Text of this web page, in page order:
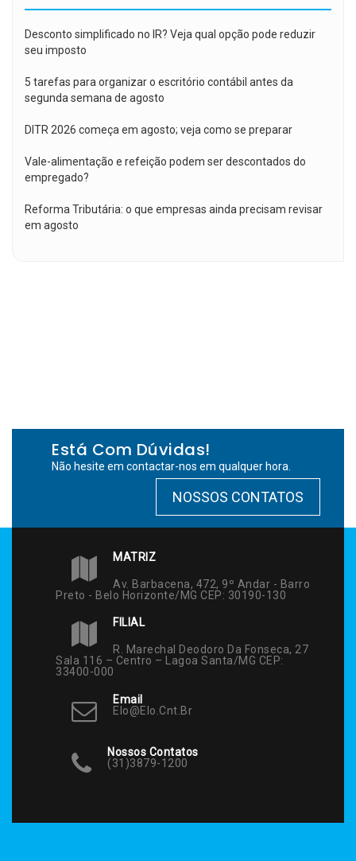
Desconto simplificado no IR? Veja qual opção pode reduzir
seu imposto
5 tarefas para organizar o escritório contábil antes da
segunda semana de agosto
DITR 2026 começa em agosto; veja como se preparar
Vale-alimentação e refeição podem ser descontados do
empregado?
Reforma Tributária: o que empresas ainda precisam revisar
em agosto
Está Com Dúvidas!
Não hesite em contactar-nos em qualquer hora.
NOSSOS CONTATOS
MATRIZ
Av. Barbacena, 472, 9º Andar - Barro
Preto - Belo Horizonte/MG CEP: 30190-130
FILIAL
R. Marechal Deodoro Da Fonseca, 27
Sala 116 – Centro – Lagoa Santa/MG CEP:
33400-000
Email
Elo@elo.cnt.br
Nossos Contatos
(31)3879-1200